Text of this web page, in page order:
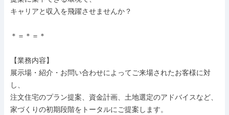
キャリアと収入を飛躍させませんか？
＊＝＊＝＊
【業務内容】
展示場・紹介・お問い合わせによってご来場されたお客様に対
し、
注文住宅のプラン提案、資金計画、土地選定のアドバイスなど、
家づくりの初期段階をトータルにご提案します。